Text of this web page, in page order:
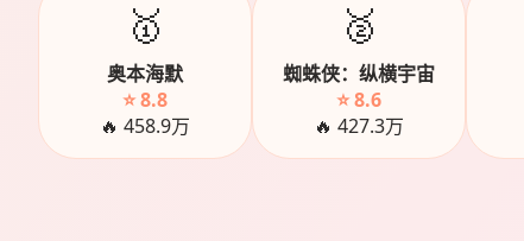
🥇
奥本海默
⭐ 8.8
🔥 458.9万
🥈
蜘蛛侠：纵横宇宙
⭐ 8.6
🔥 427.3万